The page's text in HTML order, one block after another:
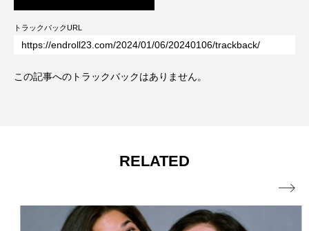
トラックバックURL
この記事へのトラックバックはありません。
RELATED
